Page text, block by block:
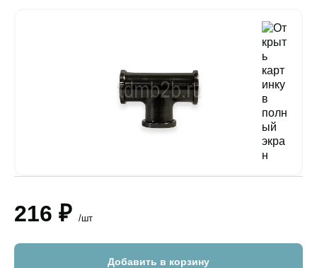
216 ₽ /шт
Добавить в корзину